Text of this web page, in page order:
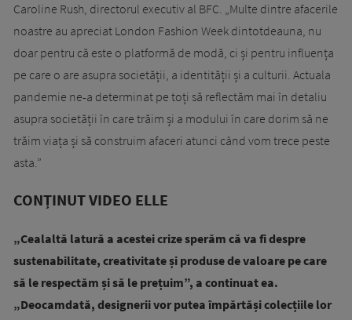
Caroline Rush, directorul executiv al BFC. „Multe dintre afacerile
noastre au apreciat London Fashion Week dintotdeauna, nu
doar pentru că este o platformă de modă, ci și pentru influența
pe care o are asupra societății, a identității și a culturii. Actuala
pandemie ne-a determinat pe toți să reflectăm mai în detaliu
asupra societății în care trăim și a modului în care dorim să ne
trăim viața și să construim afaceri atunci când vom trece peste
asta.”
CONȚINUT VIDEO ELLE
„Cealaltă latură a acestei crize sperăm că va fi despre
sustenabilitate, creativitate și produse de valoare pe care
să le respectăm și să le prețuim”, a continuat ea.
„Deocamdată, designerii vor putea împărtăși colecțiile lor